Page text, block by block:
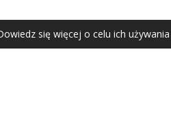
Agata Zubel
się więcej o celu ich